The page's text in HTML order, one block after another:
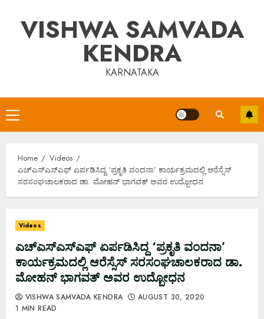
contentVISHWA SAMVADA
KENDRA
KARNATAKA
Primary
Menu
Home
Videos
ಎಚ್ಎಸ್ಎಸ್ಎಫ್ ಏರ್ಪಡಿಸಿದ್ದ ‘ಪ್ರಕೃತಿ ವಂದನಾ’ ಕಾರ್ಯಕ್ರಮದಲ್ಲಿ ಆರೆಸ್ಸೆಸ್
ಸರಸಂಘಚಾಲಕರಾದ ಡಾ. ಮೋಹನ್ ಭಾಗವತ್ ಅವರ ಉದ್ಬೋಧನ
Videos
ಎಚ್ಎಸ್ಎಸ್ಎಫ್ ಏರ್ಪಡಿಸಿದ್ದ ‘ಪ್ರಕೃತಿ ವಂದನಾ’
ಕಾರ್ಯಕ್ರಮದಲ್ಲಿ ಆರೆಸ್ಸೆಸ್ ಸರಸಂಘಚಾಲಕರಾದ ಡಾ.
ಮೋಹನ್ ಭಾಗವತ್ ಅವರ ಉದ್ಬೋಧನ
VISHWA SAMVADA KENDRA
AUGUST 30, 2020
1 MIN READ